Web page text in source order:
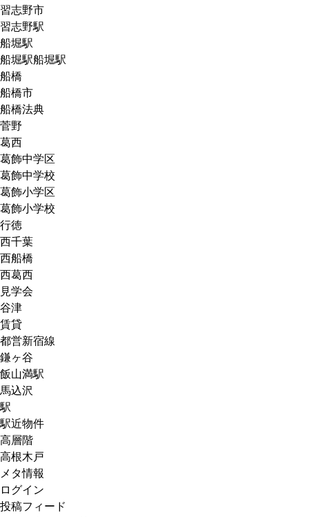
習志野市
習志野駅
船堀駅
船堀駅船堀駅
船橋
船橋市
船橋法典
菅野
葛西
葛飾中学区
葛飾中学校
葛飾小学区
葛飾小学校
行徳
西千葉
西船橋
西葛西
見学会
谷津
賃貸
都営新宿線
鎌ヶ谷
飯山満駅
馬込沢
駅
駅近物件
高層階
高根木戸
メタ情報
ログイン
投稿フィード